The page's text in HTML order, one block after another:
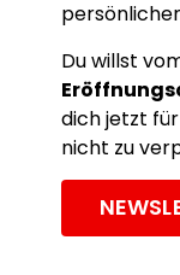
Du willst
dich jetzt
nicht zu